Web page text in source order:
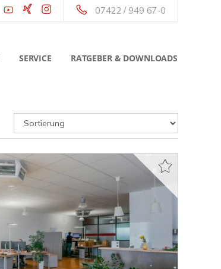
07422 / 949 67-0
SERVICE RATGEBER & DOWNLOADS